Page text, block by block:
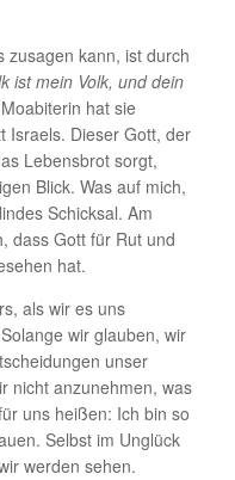
zusagen kann, ist durch
ist mein Volk, und dein
hat sie
Israels. Dieser Gott, der
Lebensbrot sorgt,
Blick. Was auf mich,
Schicksal. Am
dass Gott für Rut und
hat.
als wir es uns
wir glauben, wir
unser
nicht anzunehmen, was
uns heißen: Ich bin so
Selbst im Unglück
werden sehen.